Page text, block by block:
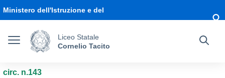
Ministero dell'Istruzione e del
Liceo Statale
Cornelio Tacito
circ. n.143